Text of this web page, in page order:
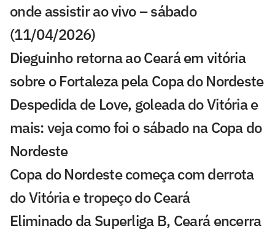
onde assistir ao vivo – sábado
(11/04/2026)
Dieguinho retorna ao Ceará em vitória
sobre o Fortaleza pela Copa do Nordeste
Despedida de Love, goleada do Vitória e
mais: veja como foi o sábado na Copa do
Nordeste
Copa do Nordeste começa com derrota
do Vitória e tropeço do Ceará
Eliminado da Superliga B, Ceará encerra